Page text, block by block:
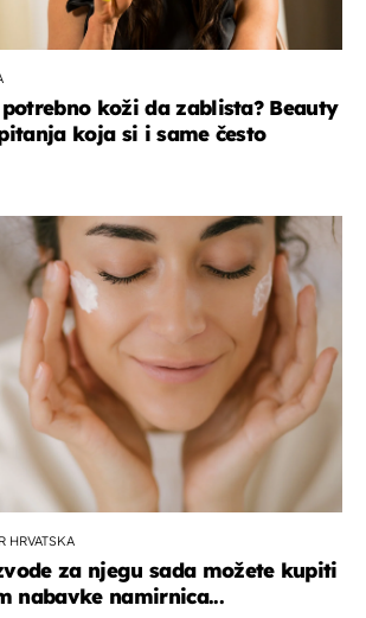
koži da zablista? Beauty
koja si i same često
HRVATSKA
za njegu sada možete kupiti
nabavke namirnica...